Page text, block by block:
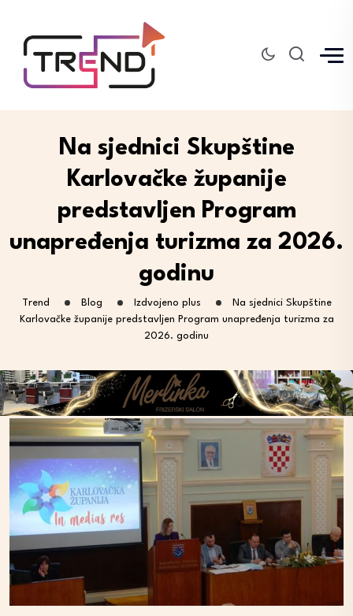
Na sjednici Skupštine
Karlovačke županije
predstavljen Program
unapređenja turizma za 2026.
godinu
Trend Blog Izdvojeno plus
Na sjednici Skupštine
Karlovačke županije predstavljen Program unapređenja turizma za
2026. godinu